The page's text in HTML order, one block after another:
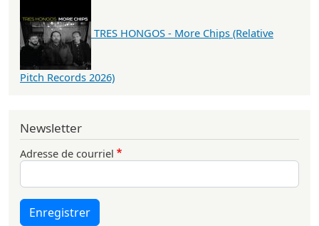
TRES HONGOS - More Chips (Relative
Pitch Records 2026)
Newsletter
Adresse de courriel
Enregistrer